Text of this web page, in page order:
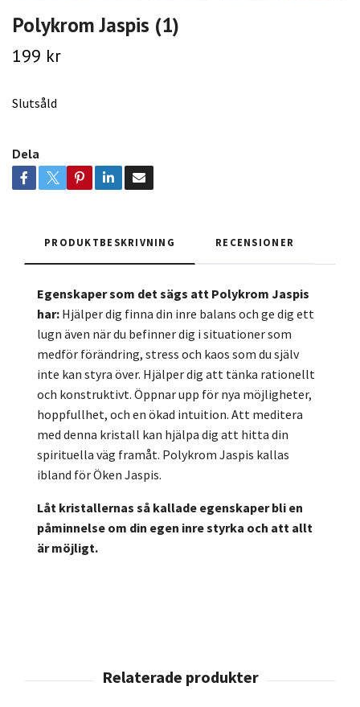
Polykrom Jaspis (1)
199 kr
Slutsåld
Dela
PRODUKTBESKRIVNING RECENSIONER
Egenskaper som det sägs att Polykrom Jaspis
har: Hjälper dig finna din inre balans och ge dig ett
lugn även när du befinner dig i situationer som
medför förändring, stress och kaos som du själv
inte kan styra över. Hjälper dig att tänka rationellt
och konstruktivt. Öppnar upp för nya möjligheter,
hoppfullhet, och en ökad intuition. Att meditera
med denna kristall kan hjälpa dig att hitta din
spirituella väg framåt. Polykrom Jaspis kallas
ibland för Öken Jaspis.
Låt kristallernas så kallade egenskaper bli en
påminnelse om din egen inre styrka och att allt
är möjligt.